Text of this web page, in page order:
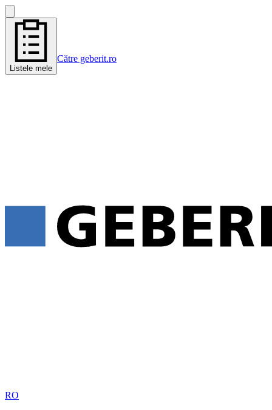
Listele mele
Către geberit.ro
RO